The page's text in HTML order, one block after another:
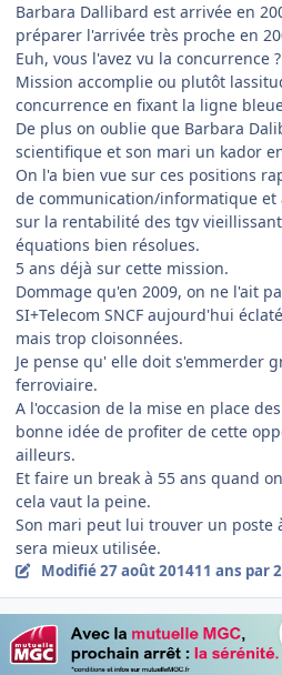
Barbara Dallibard est arrivée en
préparer l'arrivée très proche en
Euh, vous l'avez vu la concurrence ?
Mission accomplie ou plutôt
concurrence en fixant la ligne
De plus on oublie que Barbara
scientifique et son mari un kador
On l'a bien vue sur ces positions
de communication/informatique et
sur la rentabilité des tgv
équations bien résolues.
5 ans déjà sur cette mission.
Dommage qu'en 2009, on ne l'ait
SI+Telecom SNCF aujourd'hui
mais trop cloisonnées.
Je pense qu' elle doit s'emmerder
ferroviaire.
A l'occasion de la mise en place
bonne idée de profiter de cette
ailleurs.
Et faire un break à 55 ans quand
cela vaut la peine.
Son mari peut lui trouver un poste
sera mieux utilisée.
Modifié27 août 201411 ans par